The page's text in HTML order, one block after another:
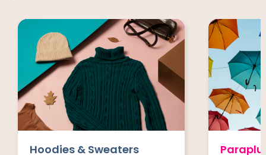
Hoodies & Sweaters